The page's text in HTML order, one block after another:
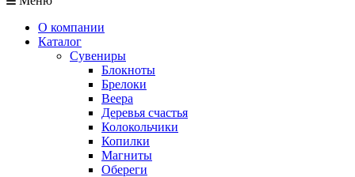
О компании
Каталог
Сувениры
Блокноты
Брелоки
Веера
Деревья счастья
Колокольчики
Копилки
Магниты
Обереги